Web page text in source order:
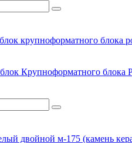
Крупноформатного блока